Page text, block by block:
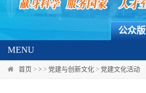
公众版
MENU
首页 > > > 党建与创新文化 > 党建文化活动